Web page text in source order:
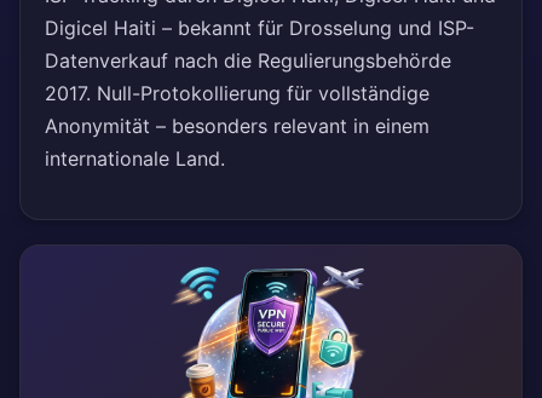
Digicel Haiti – bekannt für Drosselung und ISP-
Datenverkauf nach die Regulierungsbehörde
2017. Null-Protokollierung für vollständige
Anonymität – besonders relevant in einem
internationale Land.